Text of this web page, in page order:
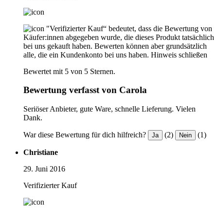
"Verifizierter Kauf“ bedeutet, dass die Bewertung von
Käufer:innen abgegeben wurde, die dieses Produkt tatsächlich
bei uns gekauft haben. Bewerten können aber grundsätzlich
alle, die ein Kundenkonto bei uns haben. Hinweis schließen
Bewertet mit 5 von 5 Sternen.
Bewertung verfasst von Carola
Seriöser Anbieter, gute Ware, schnelle Lieferung. Vielen
Dank.
War diese Bewertung für dich hilfreich? Ja (2) Nein (1)
Christiane
29. Juni 2016
Verifizierter Kauf